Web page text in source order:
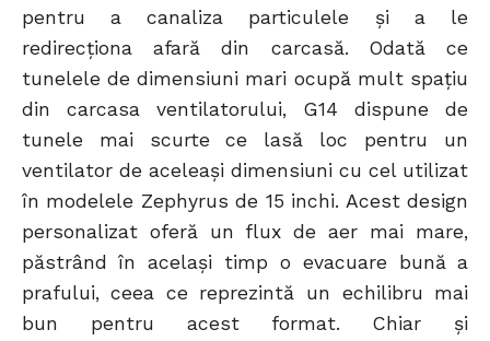
pentru a canaliza particulele și a le
redirecționa afară din carcasă. Odată ce
tunelele de dimensiuni mari ocupă mult spațiu
din carcasa ventilatorului, G14 dispune de
tunele mai scurte ce lasă loc pentru un
ventilator de aceleași dimensiuni cu cel utilizat
în modelele Zephyrus de 15 inchi. Acest design
personalizat oferă un flux de aer mai mare,
păstrând în același timp o evacuare bună a
prafului, ceea ce reprezintă un echilibru mai
bun pentru acest format. Chiar și